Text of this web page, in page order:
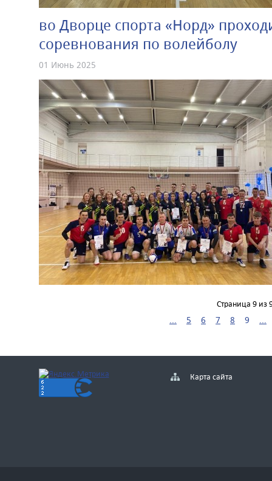
во Дворце спорта «Норд»
соревнования по волейболу
01 Июнь 2025
Страница 9 из
... 5 6 7 8 9 ...
Карта сайта